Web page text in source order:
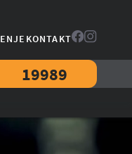
KONTAKT
19989